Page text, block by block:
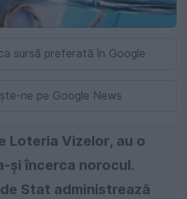
sursă preferată în Google
ne pe Google News
Loteria Vizelor, au o
şi încerca norocul.
Stat administrează